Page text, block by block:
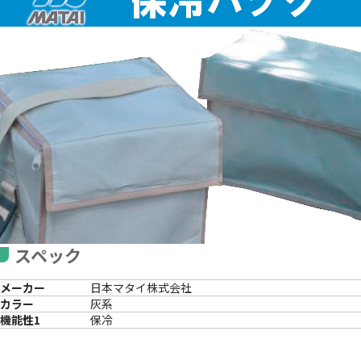
スペック
メーカー
日本マタイ株式会社
カラー
灰系
機能性1
保冷